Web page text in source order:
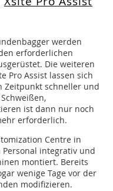
werden
erforderlichen
Die weiteren
Pro Assist lassen sich
Zeitpunkt schneller und
ist dann nur noch
erforderlich.
Centre in
integrativ und
montiert. Bereits
wenige Tage vor der
modifizieren.